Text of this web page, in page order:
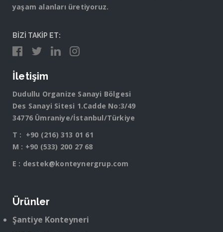
yaşam alanları üretiyoruz.
BİZİ TAKİP ET:
İletişim
Dudullu Organize Sanayi Bölgesi
Des Sanayi Sitesi 1.Cadde No:3/49
34776 Ümraniye/İstanbul/Türkiye
T : +90 (216) 313 01 61
M : +90 (533) 200 27 68
E : destek@konteynergrup.com
Ürünler
Şantiye Konteyneri